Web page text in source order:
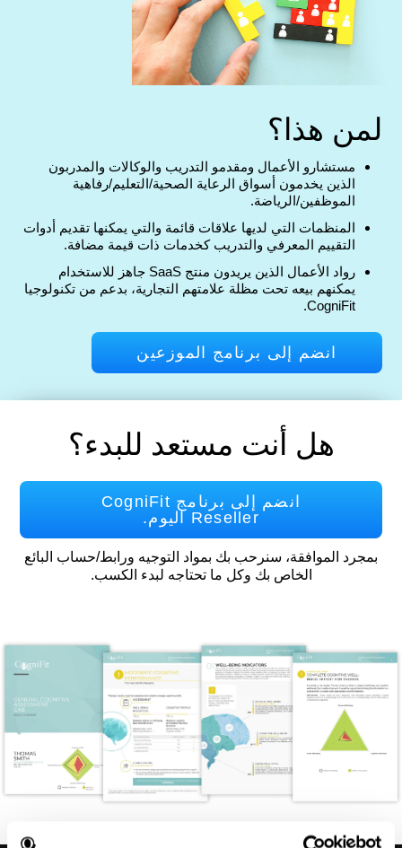
لمن هذا؟
مستشارو الأعمال ومقدمو التدريب والوكالات والمدربون
الذين يخدمون أسواق الرعاية الصحية/التعليم/رفاهية
الموظفين/الرياضة.
المنظمات التي لديها علاقات قائمة والتي يمكنها تقديم أدوات
التقييم المعرفي والتدريب كخدمات ذات قيمة مضافة.
رواد الأعمال الذين يريدون منتج SaaS جاهز للاستخدام
يمكنهم بيعه تحت مظلة علامتهم التجارية، بدعم من تكنولوجيا
CogniFit.
انضم إلى برنامج الموزعين
هل أنت مستعد للبدء؟
انضم إلى برنامج CogniFit
Reseller اليوم.
بمجرد الموافقة، سنرحب بك بمواد التوجيه ورابط/حساب البائع
الخاص بك وكل ما تحتاجه لبدء الكسب.